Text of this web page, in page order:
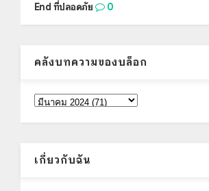
End ที่ปลอดภัย
0
คลังบทความของบล็อก
เกี่ยวกับฉัน